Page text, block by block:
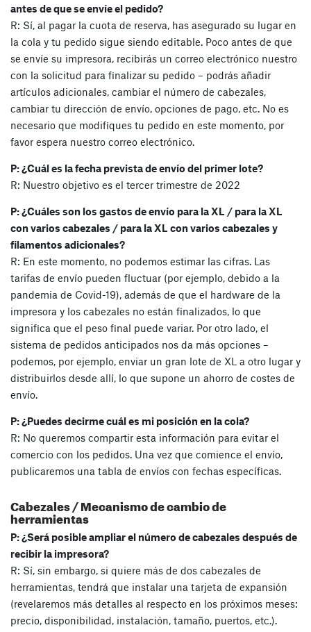
antes de que se envíe el pedido?
R: Sí, al pagar la cuota de reserva, has asegurado su lugar en
la cola y tu pedido sigue siendo editable. Poco antes de que
se envíe su impresora, recibirás un correo electrónico nuestro
con la solicitud para finalizar su pedido – podrás añadir
artículos adicionales, cambiar el número de cabezales,
cambiar tu dirección de envío, opciones de pago, etc. No es
necesario que modifiques tu pedido en este momento, por
favor espera nuestro correo electrónico.
P: ¿Cuál es la fecha prevista de envío del primer lote?
R: Nuestro objetivo es el tercer trimestre de 2022
P: ¿Cuáles son los gastos de envío para la XL / para la XL
con varios cabezales / para la XL con varios cabezales y
filamentos adicionales?
R: En este momento, no podemos estimar las cifras. Las
tarifas de envío pueden fluctuar (por ejemplo, debido a la
pandemia de Covid-19), además de que el hardware de la
impresora y los cabezales no están finalizados, lo que
significa que el peso final puede variar. Por otro lado, el
sistema de pedidos anticipados nos da más opciones –
podemos, por ejemplo, enviar un gran lote de XL a otro lugar y
distribuirlos desde allí, lo que supone un ahorro de costes de
envío.
P: ¿Puedes decirme cuál es mi posición en la cola?
R: No queremos compartir esta información para evitar el
comercio con los pedidos. Una vez que comience el envío,
publicaremos una tabla de envíos con fechas específicas.
Cabezales / Mecanismo de cambio de
herramientas
P: ¿Será posible ampliar el número de cabezales después de
recibir la impresora?
R: Sí, sin embargo, si quiere más de dos cabezales de
herramientas, tendrá que instalar una tarjeta de expansión
(revelaremos más detalles al respecto en los próximos meses:
precio, disponibilidad, instalación, tamaño, puertos, etc.).